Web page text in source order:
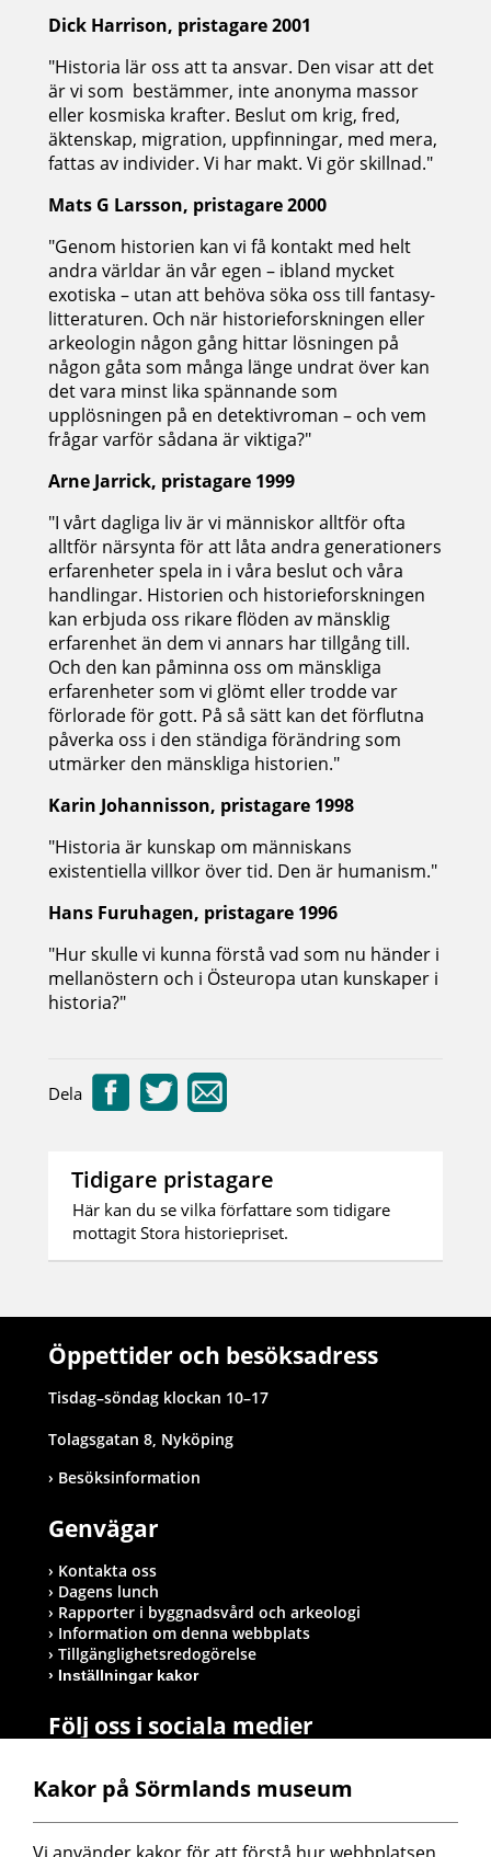
Dick Harrison, pristagare 2001
"Historia lär oss att ta ansvar. Den visar att det
är vi som bestämmer, inte anonyma massor
eller kosmiska krafter. Beslut om krig, fred,
äktenskap, migration, uppfinningar, med mera,
fattas av individer. Vi har makt. Vi gör skillnad."
Mats G Larsson, pristagare 2000
"Genom historien kan vi få kontakt med helt
andra världar än vår egen – ibland mycket
exotiska – utan att behöva söka oss till fantasy-
litteraturen. Och när historieforskningen eller
arkeologin någon gång hittar lösningen på
någon gåta som många länge undrat över kan
det vara minst lika spännande som
upplösningen på en detektivroman – och vem
frågar varför sådana är viktiga?"
Arne Jarrick, pristagare 1999
"I vårt dagliga liv är vi människor alltför ofta
alltför närsynta för att låta andra generationers
erfarenheter spela in i våra beslut och våra
handlingar. Historien och historieforskningen
kan erbjuda oss rikare flöden av mänsklig
erfarenhet än dem vi annars har tillgång till.
Och den kan påminna oss om mänskliga
erfarenheter som vi glömt eller trodde var
förlorade för gott. På så sätt kan det förflutna
påverka oss i den ständiga förändring som
utmärker den mänskliga historien."
Karin Johannisson, pristagare 1998
"Historia är kunskap om människans
existentiella villkor över tid. Den är humanism."
Hans Furuhagen, pristagare 1996
"Hur skulle vi kunna förstå vad som nu händer i
mellanöstern och i Östeuropa utan kunskaper i
historia?"
Dela
Tidigare pristagare
Här kan du se vilka författare som tidigare
mottagit Stora historiepriset.
Öppettider och besöksadress
Tisdag–söndag klockan 10–17
Tolagsgatan 8, Nyköping
Besöksinformation
Genvägar
Kontakta oss
Dagens lunch
Rapporter i byggnadsvård och arkeologi
Information om denna webbplats
Tillgänglighetsredogörelse
Inställningar kakor
Följ oss i sociala medier
Postadress
Kakor på Sörmlands museum